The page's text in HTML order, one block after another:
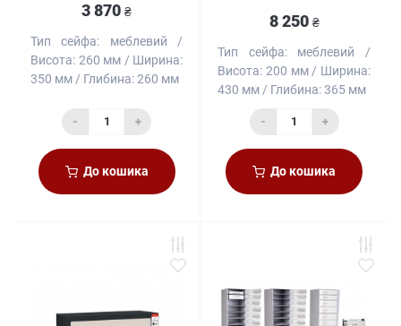
3 870 ₴
Тип сейфа:
меблевий
Висота: 260 мм
Ширина:
350 мм
Глибина:260 мм
- +
До кошика
8 250 ₴
Тип сейфа:
меблевий
Висота: 200 мм
Ширина:
430 мм
Глибина:365 мм
- +
До кошика